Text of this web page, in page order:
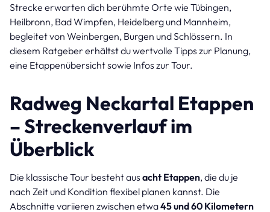
Strecke erwarten dich berühmte Orte wie Tübingen,
Heilbronn, Bad Wimpfen, Heidelberg und Mannheim,
begleitet von Weinbergen, Burgen und Schlössern. In
diesem Ratgeber erhältst du wertvolle Tipps zur Planung,
eine Etappenübersicht sowie Infos zur Tour.
Radweg Neckartal Etappen
– Streckenverlauf im
Überblick
Die klassische Tour besteht aus acht Etappen, die du je
nach Zeit und Kondition flexibel planen kannst. Die
Abschnitte variieren zwischen etwa45 und 60 Kilometern